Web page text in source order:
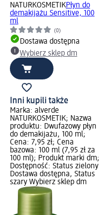
NATURKOSMETIKPłyn do
demakijażu Sensitive, 100
ml
(0)
Dostawa dostępna
Wybierz sklep dm
Inni kupili także
Marka: alverde
NATURKOSMETIK; Nazwa
produktu: Dwufazowy płyn
do demakijażu, 100 ml;
Cena: 7,95 zł; Cena
bazowa: 100 ml (7,95 zł za
100 ml); Produkt marki dm;
Dostępność: Status zielony
Dostawa dostępna, Status
szary Wybierz sklep dm